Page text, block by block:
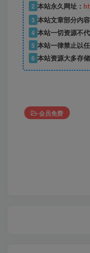
2 本站永久网址：
3 本站文章部分内
4 本站一切资源不
5 本站一律禁止以
6 本站资源大多存
会员免费